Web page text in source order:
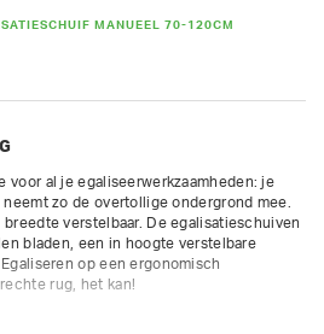
MANUEEL 70-120CM
voor al je egaliseerwerkzaamheden: je
zo de overtollige ondergrond mee.
verstelbaar. De egalisatieschuiven
bladen, een in hoogte verstelbare
op een ergonomisch
rug, het kan!